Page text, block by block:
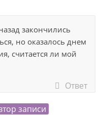
закончились
но оказалось днем
считается ли мой
Ответ
записи